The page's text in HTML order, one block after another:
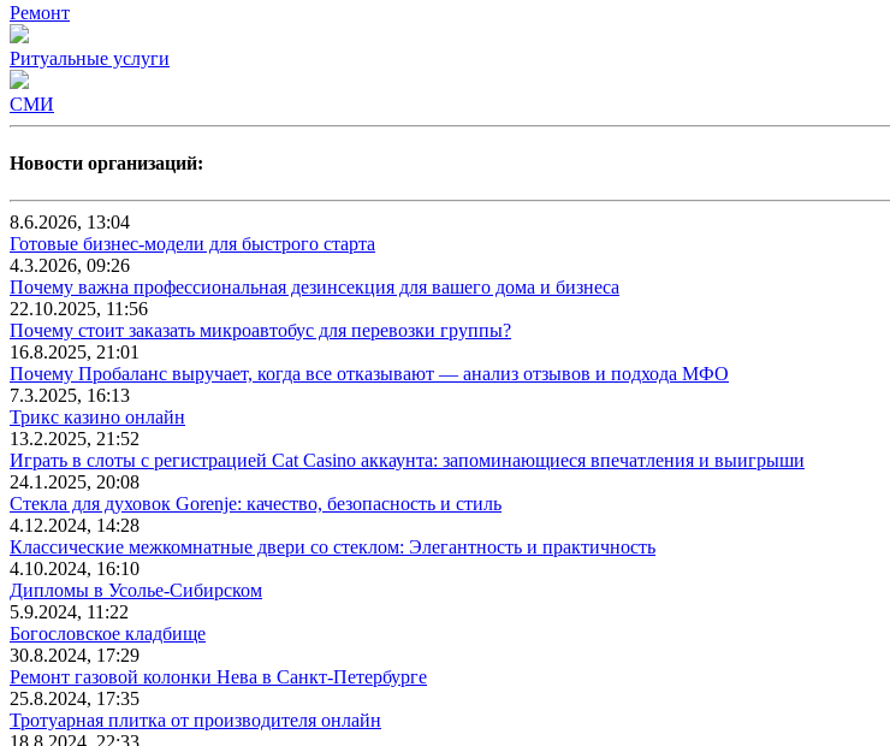
Ремонт
Ритуальные услуги
СМИ
Новости организаций:
8.6.2026, 13:04
Готовые бизнес-модели для быстрого старта
4.3.2026, 09:26
Почему важна профессиональная дезинсекция для вашего дома и бизнеса
22.10.2025, 11:56
Почему стоит заказать микроавтобус для перевозки группы?
16.8.2025, 21:01
Почему Пробаланс выручает, когда все отказывают — анализ отзывов и подхода МФО
7.3.2025, 16:13
Трикс казино онлайн
13.2.2025, 21:52
Играть в слоты с регистрацией Cat Casino аккаунта: запоминающиеся впечатления и выигрыши
24.1.2025, 20:08
Стекла для духовок Gorenje: качество, безопасность и стиль
4.12.2024, 14:28
Классические межкомнатные двери со стеклом: Элегантность и практичность
4.10.2024, 16:10
Дипломы в Усолье-Сибирском
5.9.2024, 11:22
Богословское кладбище
30.8.2024, 17:29
Ремонт газовой колонки Нева в Санкт-Петербурге
25.8.2024, 17:35
Тротуарная плитка от производителя онлайн